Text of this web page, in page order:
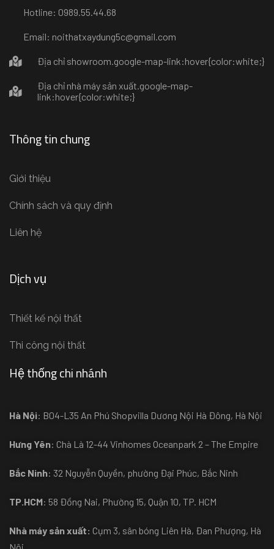
Hotline: 0989.55.44.68
Email: noithatxaydung5c@gmail.com
Địa chỉ showroom.google-map-link:hover{color:white;}
Địa chỉ nhà máy sản xuất.google-map-
link:hover{color:white;}
Thông tin chung
Giới thiệu
Chính sách và quy định
Liên hệ
Dịch vụ
Thiết kế nội thất
Thi công nội thất
Hệ thống chi nhánh
Hà Nội: B04-L35 An Phú Shopvilla Dương Nội Hà Đông, Hà Nội
Hưng Yên: Chà Là 12-44 Vinhomes Oceanpark 2 – The Empire
Bắc Ninh: 32 Nguyễn Quyền, phường Đại Phúc, Bắc Ninh
TP.HCM: 58 Đồng Nai, Phường 15, Quận 10, TP. HCM
Nhà máy sản xuất: Cụm 3, sân bóng Liên Hà, Đan Phượng, Hà